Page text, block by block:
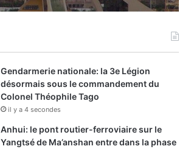
Gendarmerie nationale: la 3e Légion
désormais sous le commandement du
Colonel Théophile Tago
il y a 4 secondes
Anhui: le pont routier-ferroviaire sur le
Yangtsé de Ma’anshan entre dans la phase